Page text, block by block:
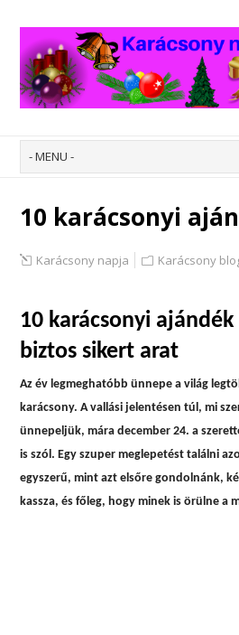
10 karácsonyi
Karácsony napja Karácsony
10 karácsonyi
biztos sikert arat
Az év legmeghatóbb ünnepe a világ
karácsony. A vallási jelentésen túl, mi
ünnepeljük, mára december 24. a
is szól. Egy szuper meglepetést találni
egyszerű, mint azt elsőre gondolnánk,
kassza, és főleg, hogy minek is örülne a